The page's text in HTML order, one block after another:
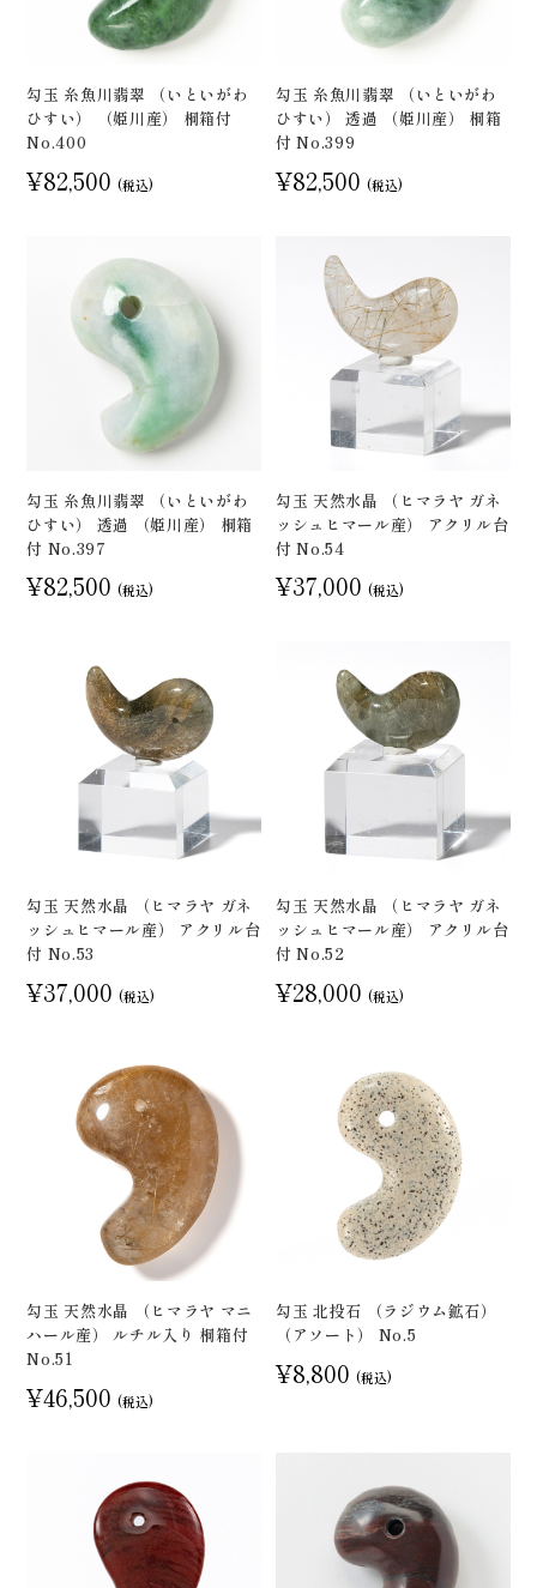
勾玉 糸魚川翡翠 （いといがわ
ひすい） （姫川産） 桐箱付
No.400
¥82,500 (税込)
勾玉 糸魚川翡翠 （いといがわ
ひすい） 透過 （姫川産） 桐箱
付 No.399
¥82,500 (税込)
勾玉 糸魚川翡翠 （いといがわ
ひすい） 透過 （姫川産） 桐箱
付 No.397
¥82,500 (税込)
勾玉 天然水晶 （ヒマラヤ ガネ
ッシュヒマール産） アクリル台
付 No.54
¥37,000 (税込)
勾玉 天然水晶 （ヒマラヤ ガネ
ッシュヒマール産） アクリル台
付 No.53
¥37,000 (税込)
勾玉 天然水晶 （ヒマラヤ ガネ
ッシュヒマール産） アクリル台
付 No.52
¥28,000 (税込)
勾玉 天然水晶 （ヒマラヤ マニ
ハール産） ルチル入り 桐箱付
No.51
¥46,500 (税込)
勾玉 北投石 （ラジウム鉱石）
（アソート） No.5
¥8,800 (税込)